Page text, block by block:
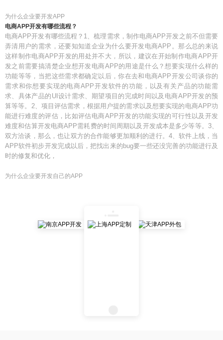
为什么企业要开发APP
电商APP开发有哪些流程？
电商APP开发有哪些流程？1、梳理需求，制作电商APP开发之前不但需要
弄清用户的需求，还要知知道企业为什么要开发电商APP。那么总的来说
这样制作电商APP开发的用处并不大，所以，建议在开始制作电商APP开
发之前需要搞清楚企业想开发电商APP的用途是什么？想要实现什么样的
功能等等，当把这些需求都确定以后，你在去和电商APP开发公司谈你的
需求和你想要实现的电商APP开发软件的功能，以及有关产品的功能需
求、具体产品的UI设计需求、期望项目的完成时间以及电商APP开发的预
算等等。2、项目评估需求，根据用户提的需求以及想要实现的电商APP功
能进行难度的评估，比如评估电商APP开发的功能实现的可行性以及开发
难度和估算开发电商APP需耗费的时间周期以及开发成本是多少等等。3、
双方洽谈，那么，也让双方的合作能够更加顺利的进行。4、软件上线，当
APP软件初步开发完成以后，把找出来的bug要一些还没完善的功能进行及
时的修复和优化，
为什么企业要开发自己的APP